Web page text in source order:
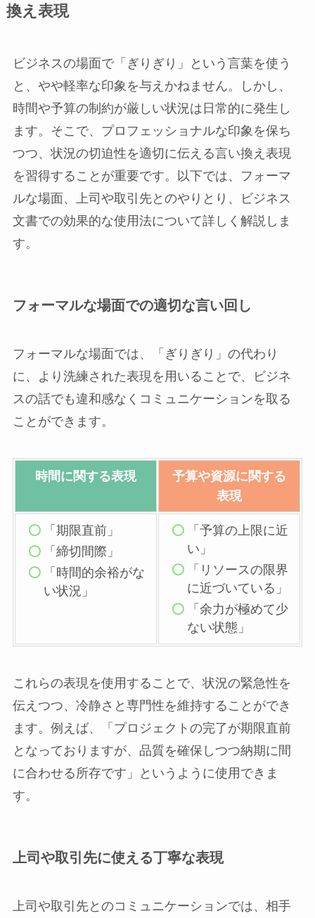
換え表現
ビジネスの場面で「ぎりぎり」という言葉を使う
と、やや軽率な印象を与えかねません。しかし、
時間や予算の制約が厳しい状況は日常的に発生し
ます。そこで、プロフェッショナルな印象を保ち
つつ、状況の切迫性を適切に伝える言い換え表現
を習得することが重要です。以下では、フォーマ
ルな場面、上司や取引先とのやりとり、ビジネス
文書での効果的な使用法について詳しく解説しま
す。
フォーマルな場面での適切な言い回し
フォーマルな場面では、「ぎりぎり」の代わり
に、より洗練された表現を用いることで、ビジネ
スの話でも違和感なくコミュニケーションを取る
ことができます。
時間に関する表現
予算や資源に関する
表現
「期限直前」
「締切間際」
「時間的余裕がな
い状況」
「予算の上限に近
い」
「リソースの限界
に近づいている」
「余力が極めて少
ない状態」
これらの表現を使用することで、状況の緊急性を
伝えつつ、冷静さと専門性を維持することができ
ます。例えば、「プロジェクトの完了が期限直前
となっておりますが、品質を確保しつつ納期に間
に合わせる所存です」というように使用できま
す。
上司や取引先に使える丁寧な表現
上司や取引先とのコミュニケーションでは、相手